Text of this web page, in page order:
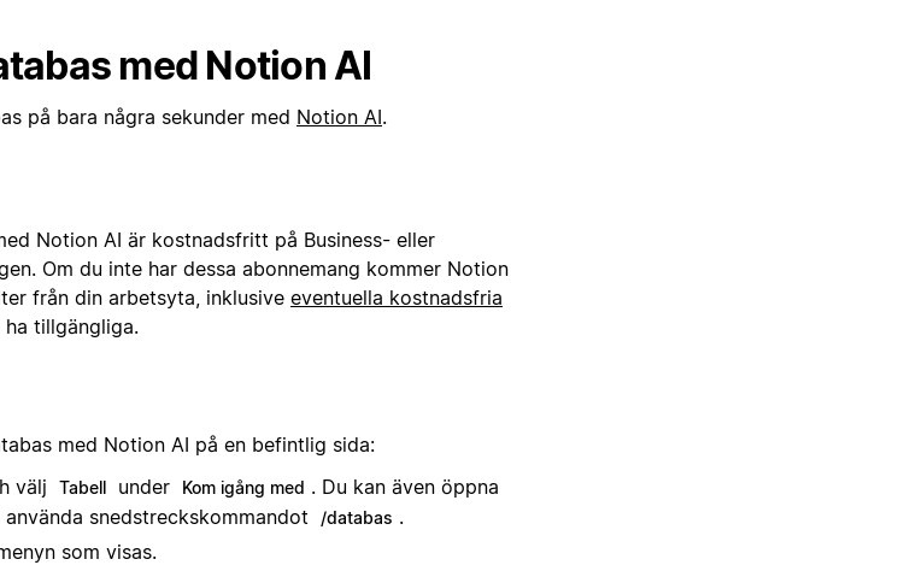
med Notion AI
på bara några sekunder med Notion AI.
Notion AI är kostnadsfritt på Business- eller
Om du inte har dessa abonnemang kommer Notion
från din arbetsyta, inklusive eventuella kostnadsfria
ha tillgängliga.
med Notion AI på en befintlig sida:
välj
Tabell under Kom igång med . Du kan även öppna
snedstreckskommandot
/databas .
som visas.